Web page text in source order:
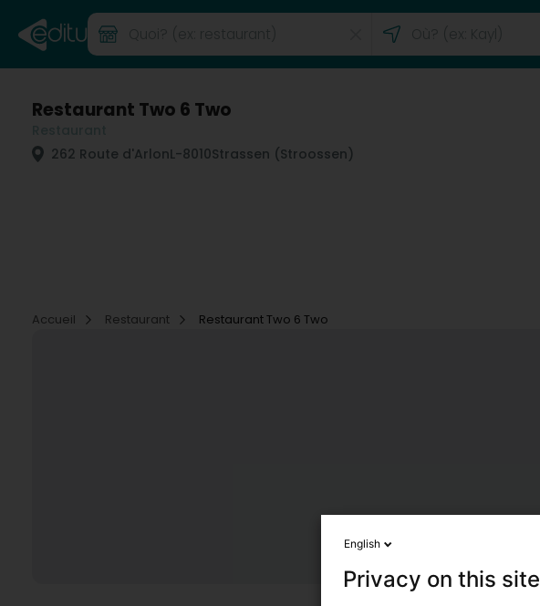
Restaurant Two 6 Two
262 Route d'ArlonL-8010Strassen (Stroossen)
Accueil
Restaurant Restaurant Two 6 Two
English
Privacy on this site